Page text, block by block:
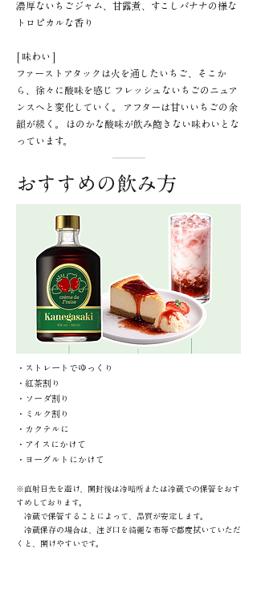
濃厚ないちごジャム、甘露煮、すこしバナナの様な
トロピカルな香り
[ 味わい ]
ファーストアタックは火を通したいちご、そこか
ら、徐々に酸味を感じ フレッシュないちごのニュア
ンスへと変化していく。 アフターは甘いいちごの余
韻が続く。 ほのかな酸味が飲み飽きない味わいとな
っています。
おすすめの飲み方
・ストレートでゆっくり
・​紅茶割り
・​ソーダ割り
・​ミルク割り
・カクテルに
・アイスにかけて
​・ヨーグルトにかけて
※直射日光を避け、開封後は冷暗所または冷蔵での保管をおす
すめしております。
冷蔵で保管することによって、品質が安定します。
冷蔵保存の場合は、注ぎ口を綺麗な布等で都度拭いていただ
くと、開けやすいです。